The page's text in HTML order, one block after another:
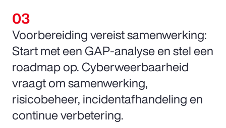
Voorbereiding vereist samenwerking:
Start met een GAP-analyse en stel een
roadmap op. Cyberweerbaarheid
vraagt om samenwerking,
risicobeheer, incidentafhandeling en
continue verbetering.